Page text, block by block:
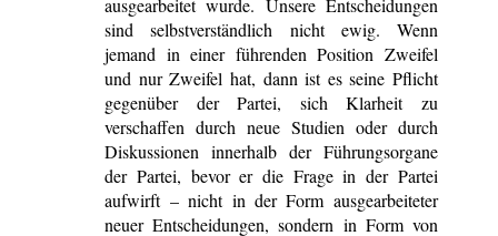
ausgearbeitet wurde. Unsere Entscheidungen
sind selbstverständlich nicht ewig. Wenn
jemand in einer führenden Position Zweifel
und nur Zweifel hat, dann ist es seine Pflicht
gegenüber der Partei, sich Klarheit zu
verschaffen durch neue Studien oder durch
Diskussionen innerhalb der Führungsorgane
der Partei, bevor er die Frage in der Partei
aufwirft – nicht in der Form ausgearbeiteter
neuer Entscheidungen, sondern in Form von